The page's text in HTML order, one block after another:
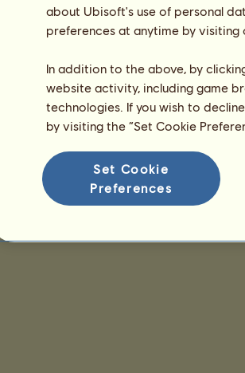
about Ubisoft's use of personal
preferences at anytime by
In addition to the above, by
website activity, including game
technologies. If you wish to
by visiting the “Set Cookie
Set Cookie
Preferences